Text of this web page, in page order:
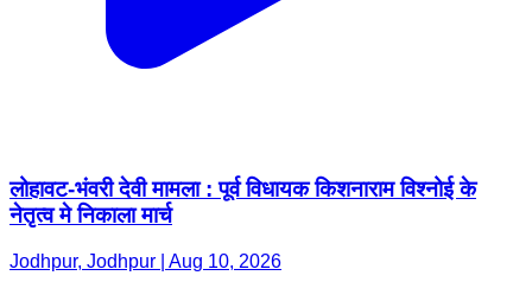
लोहावट-भंवरी देवी मामला : पूर्व विधायक किशनाराम विश्नोई के
नेतृत्व मे निकाला मार्च
Jodhpur, Jodhpur | Aug 10, 2026